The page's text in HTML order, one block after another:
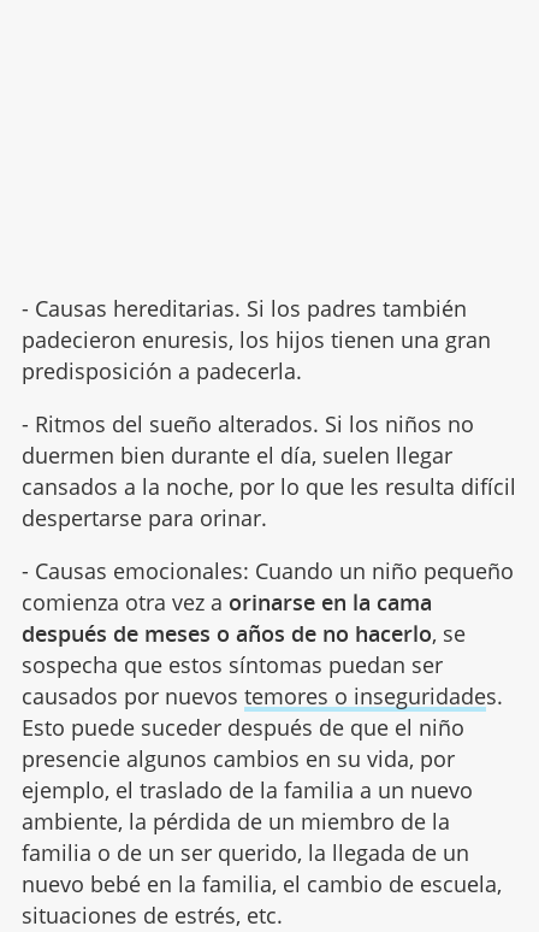
- Causas hereditarias. Si los padres también
padecieron enuresis, los hijos tienen una gran
predisposición a padecerla.
- Ritmos del sueño alterados. Si los niños no
duermen bien durante el día, suelen llegar
cansados a la noche, por lo que les resulta difícil
despertarse para orinar.
- Causas emocionales: Cuando un niño pequeño
comienza otra vez a orinarse en la cama
después de meses o años de no hacerlo, se
sospecha que estos síntomas puedan ser
causados por nuevos temores o inseguridades.
Esto puede suceder después de que el niño
presencie algunos cambios en su vida, por
ejemplo, el traslado de la familia a un nuevo
ambiente, la pérdida de un miembro de la
familia o de un ser querido, la llegada de un
nuevo bebé en la familia, el cambio de escuela,
situaciones de estrés, etc.